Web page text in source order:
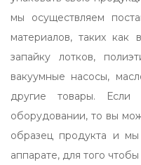
мы осуществляем
материалов, таких как
запайку лотков,
вакуумные насосы,
другие товары.
оборудовании, то вы
образец продукта и
аппарате, для того